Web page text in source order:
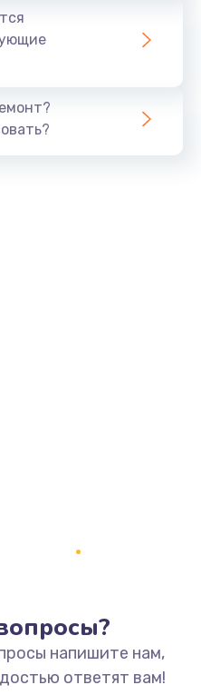
напишите нам,
ответят вам!